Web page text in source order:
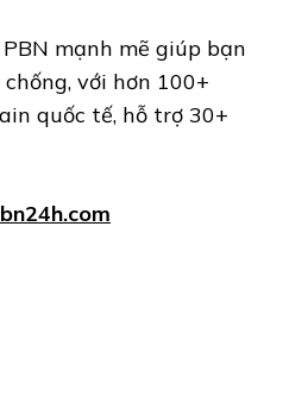
mạnh mẽ giúp bạn
với hơn 100+
quốc tế, hỗ trợ 30+